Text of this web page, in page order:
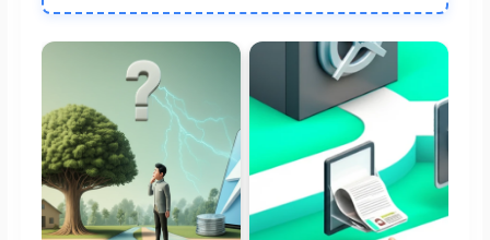
500만원 ~ 1,200만원
(희망 사다리, 햇살론 유
스 등 상품별 상이)
300만원 ~ 500만원내
외 (통신 등 비금융 정보